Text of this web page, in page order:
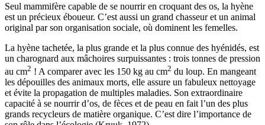
Seul mammifère capable de se nourrir en croquant des os, la hyène
est un précieux éboueur. C’est aussi un grand chasseur et un animal
original par son organisation sociale, où dominent les femelles.
La hyène tachetée, la plus grande et la plus connue des hyénidés, est
un charognard aux mâchoires surpuissantes : trois tonnes de pression
au cm2 ! A comparer avec les 150 kg au cm2 du loup. En mangeant
les dépouilles des animaux morts, elle assure un fabuleux nettoyage
et évite la propagation de multiples maladies. Son extraordinaire
capacité à se nourrir d’os, de fèces et de peau en fait l’un des plus
grands recycleurs de matière organique. C’est dire l’importance de